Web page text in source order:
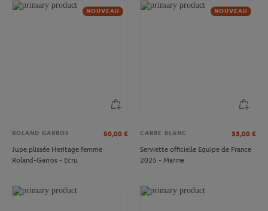
NOUVEAU
ROLAND GARROS 60,00 €
Jupe plissée Heritage femme
Roland-Garros - Ecru
NOUVEAU
CARRE BLANC 35,00 €
Serviette officielle Equipe de France
2025 - Marine